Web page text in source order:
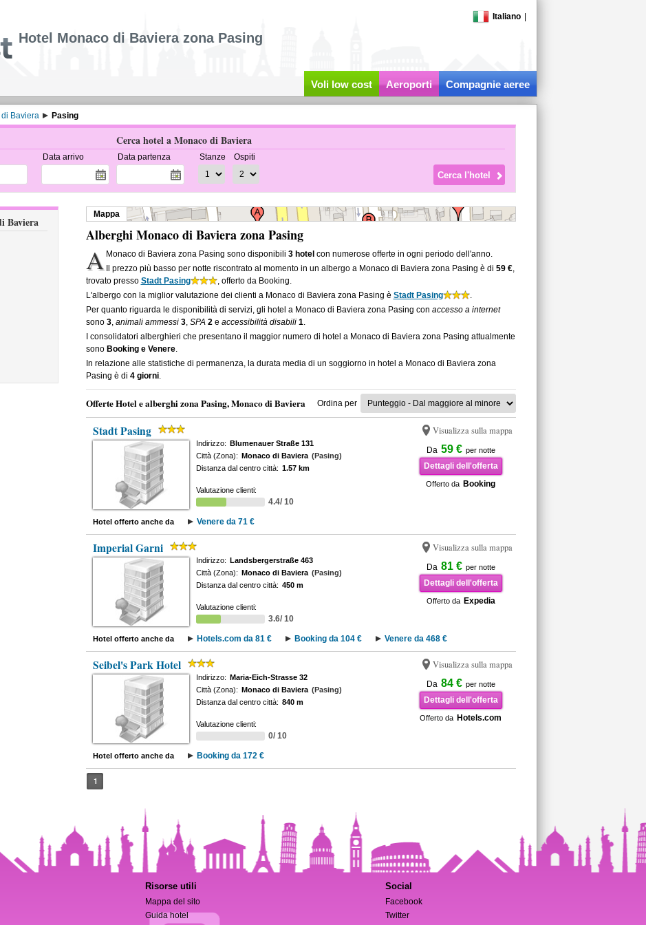
Italiano
Hotel Monaco di Baviera zona Pasing
Voli low cost Aeroporti Compagnie aeree
di Baviera Pasing
Cerca hotel a Monaco di Baviera
Data arrivo Data partenza Stanze Ospiti
Baviera
Mappa
Alberghi Monaco di Baviera zona Pasing
A Monaco di Baviera zona Pasing sono disponibili3 hotel con numerose offerte in ogni periodo dell'anno.
Il prezzo più basso per notte riscontrato al momento in un albergo a Monaco di Baviera zona Pasing è di59 €,
trovato presso Stadt Pasing
, offerto da Booking.
L'albergo con la miglior valutazione dei clienti a Monaco di Baviera zona Pasing è Stadt Pasing
.
Per quanto riguarda le disponibilità di servizi, gli hotel a Monaco di Baviera zona Pasing con accesso a internet
sono 3, animali ammessi 3, SPA 2e accessibilità disabili 1.
I consolidatori alberghieri che presentano il maggior numero di hotel a Monaco di Baviera zona Pasing attualmente
sono Booking e Venere.
In relazione alle statistiche di permanenza, la durata media di un soggiorno in hotel a Monaco di Baviera zona
Pasing è di 4 giorni.
Offerte Hotel e alberghi zona Pasing, Monaco di Baviera Ordina per
Stadt Pasing Visualizza sulla mappa
Da 59 € per notte
Dettagli dell'offerta
Offerto da Booking
Indirizzo: Blumenauer Straße 131
Città (Zona): Monaco di Baviera (Pasing)
Distanza dal centro città: 1.57 km
Valutazione clienti:
4.4/ 10
Hotel offerto anche da Venere da 71 €
Imperial Garni Visualizza sulla mappa
Da 81 € per notte
Dettagli dell'offerta
Offerto da Expedia
Indirizzo: Landsbergerstraße 463
Città (Zona): Monaco di Baviera (Pasing)
Distanza dal centro città: 450 m
Valutazione clienti:
3.6/ 10
Hotel offerto anche da Hotels.com da 81 € Booking da 104 € Venere da 468 €
Seibel's Park Hotel Visualizza sulla mappa
Da 84 € per notte
Dettagli dell'offerta
Offerto da Hotels.com
Indirizzo: Maria-Eich-Strasse 32
Città (Zona): Monaco di Baviera (Pasing)
Distanza dal centro città: 840 m
Valutazione clienti:
0/ 10
Hotel offerto anche da Booking da 172 €
1
Risorse utili
Mappa del sito
Guida hotel
Social
Facebook
Twitter